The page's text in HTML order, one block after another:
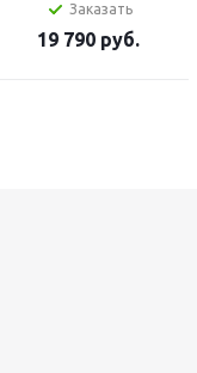
Заказать
19 790 руб.